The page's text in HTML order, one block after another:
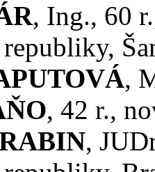
, Ing., 60
,
, 42 r.,
,